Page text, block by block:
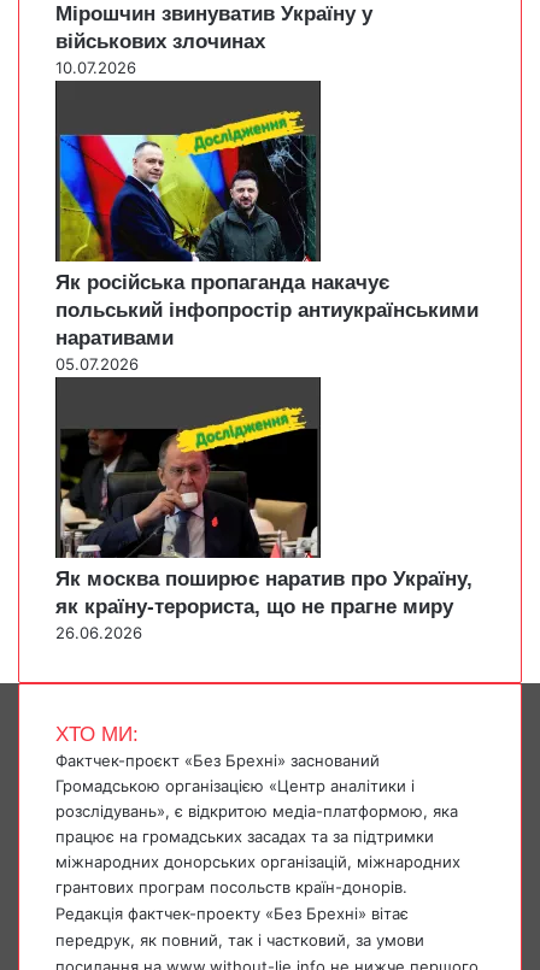
Мірошчин звинуватив Україну у
військових злочинах
10.07.2026
Як російська пропаганда накачує
польський інфопростір антиукраїнськими
наративами
05.07.2026
Як москва поширює наратив про Україну,
як країну-терориста, що не прагне миру
26.06.2026
ХТО МИ:
Фактчек-проєкт «Без Брехні» заснований
Громадською організацією «Центр аналітики і
розслідувань», є відкритою медіа-платформою, яка
працює на громадських засадах та за підтримки
міжнародних донорських організацій, міжнародних
грантових програм посольств країн-донорів.
Редакція фактчек-проекту «Без Брехні» вітає
передрук, як повний, так і частковий, за умови